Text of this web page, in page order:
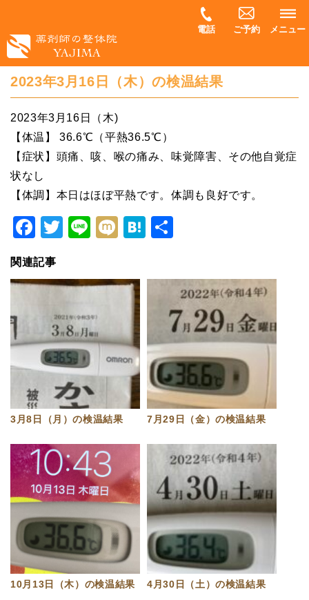
電話 ご予約 メニュー
2023年3月16日（木）の検温結果
2023年3月16日（木)
【体温】 36.6℃（平熱36.5℃）
【症状】頭痛、咳、喉の痛み、味覚障害、その他自覚症
状なし
【体調】本日はほぼ平熱です。体調も良好です。
Facebook
Twitter
LineMixiHatena
関連記事
3月8日（月）の検温結果 7月29日（金）の検温結果
10月13日（木）の検温結果 4月30日（土）の検温結果